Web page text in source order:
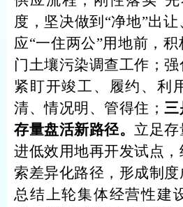
度，坚决做到“净地”出
应“一住两公”用地前，
门土壤污染调查工作 ；
紧盯开竣工、履约、利
清、情况明、管得住； 三
存量盘活新路径。 立足
进低效用地再开发试点
索差异化路径，形成制度
总结上轮集体经营性建